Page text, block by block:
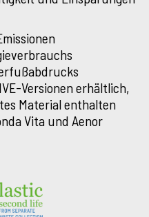
Versionen erhältlich,
Material enthalten
Vita und Aenor